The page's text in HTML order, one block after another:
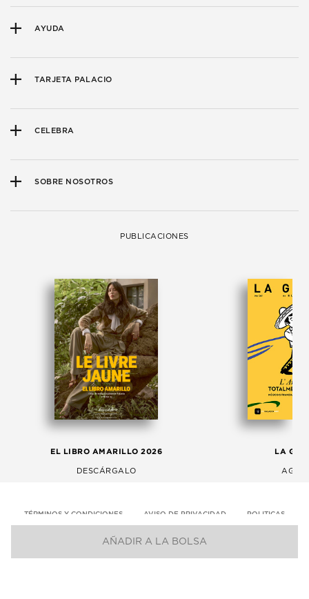
AÑADIR A LA BOLSA
AYUDA
TARJETA PALACIO
CELEBRA
SOBRE NOSOTROS
PUBLICACIONES
EL LIBRO AMARILLO 2026
DESCÁRGALO
LA
TÉRMINOS Y CONDICIONES AVISO DE PRIVACIDAD POLITICAS